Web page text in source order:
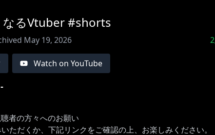
なるVtuber #shorts
May 19, 2026
Watch on YouTube
者の方々へのお願い